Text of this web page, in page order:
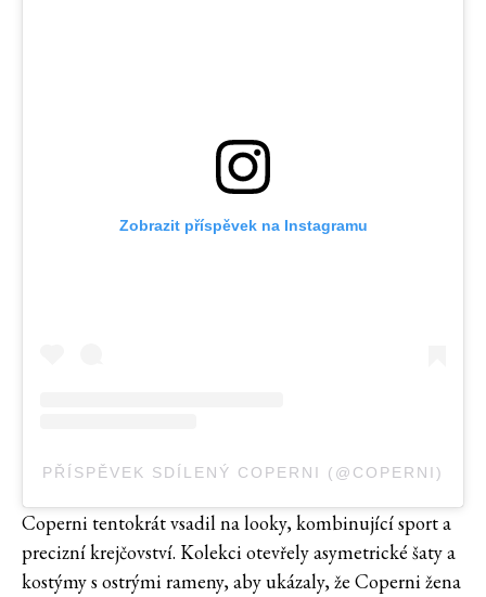
Zobrazit příspěvek na Instagramu
PŘÍSPĚVEK SDÍLENÝ COPERNI (@COPERNI)
Coperni tentokrát vsadil na looky, kombinující sport a
precizní krejčovství. Kolekci otevřely asymetrické šaty a
kostýmy s ostrými rameny, aby ukázaly, že Coperni žena